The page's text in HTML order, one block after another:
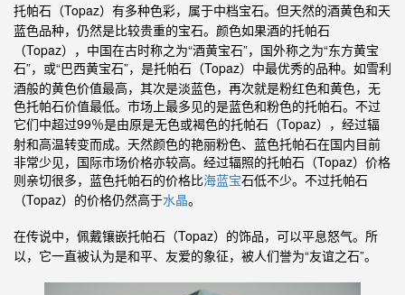
托帕石
（Topaz）有多种色彩，属于中档宝石。但天然的酒黄色和天
蓝色品种，仍然是比较贵重的宝石。颜色如果酒的托帕石
（Topaz），中国在古时称之为“酒黄宝石”，国外称之为“东方黄宝
石”，或“巴西黄宝石”，是托帕石
（Topaz）中最优秀的品种。如雪利
酒般的黄色价值最高，其次是淡蓝色，再次就是粉红色和黄色，无
色托帕石价值最低。市场上最多见的是蓝色和粉色的托帕石。不过
它们中超过99％是由原是无色或褐色的托帕石
（Topaz），经过辐
射和高温转变而成。天然颜色的艳丽粉色、蓝色托帕石在国内目前
非常少见，国际市场价格亦较高。经过辐照的托帕石（Topaz）价格
则亲切很多，蓝色托帕石的价格比海蓝宝石低不少。不过托帕石
（Topaz）的价格仍然高于水晶。
在传说中，佩戴镶嵌托帕石 （Topaz）的饰品，可以平息怒气。所
以，它一直被认为是和平、友爱的象征，被人们誉为“友谊之石”。